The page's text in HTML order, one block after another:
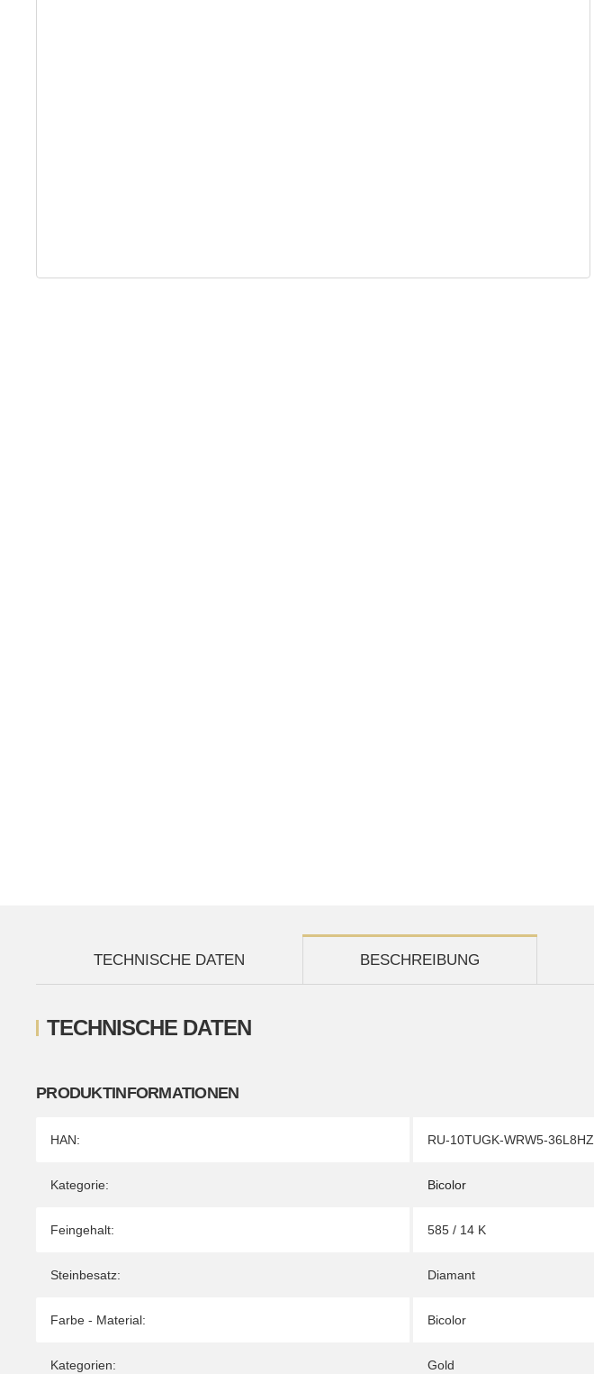
TECHNISCHE DATEN BESCHREIBUNG
TECHNISCHE DATEN
PRODUKTINFORMATIONEN
Produkteigenschaft
Wert
HAN: RU-10TUGK-WRW5-36L8HZ
Kategorie: Bicolor
Feingehalt: 585 / 14 K
Steinbesatz: Diamant
Farbe - Material: Bicolor
Kategorien: Gold